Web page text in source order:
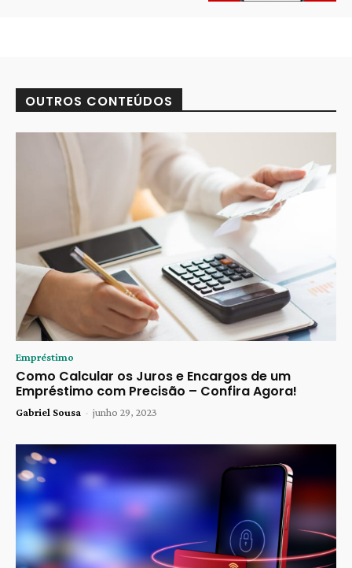
OUTROS CONTEÚDOS
Empréstimo
Como Calcular os Juros e Encargos de um
Empréstimo com Precisão – Confira Agora!
Gabriel Sousa - junho 29, 2023